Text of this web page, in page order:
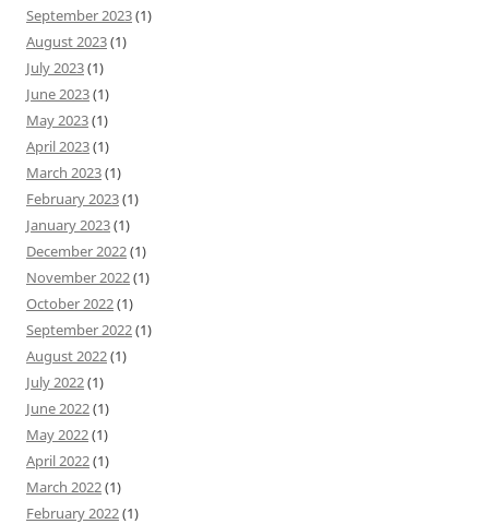
September 2023(1)
August 2023(1)
July 2023(1)
June 2023(1)
May 2023(1)
April 2023(1)
March 2023(1)
February 2023(1)
January 2023(1)
December 2022(1)
November 2022(1)
October 2022(1)
September 2022(1)
August 2022(1)
July 2022(1)
June 2022(1)
May 2022(1)
April 2022(1)
March 2022(1)
February 2022(1)